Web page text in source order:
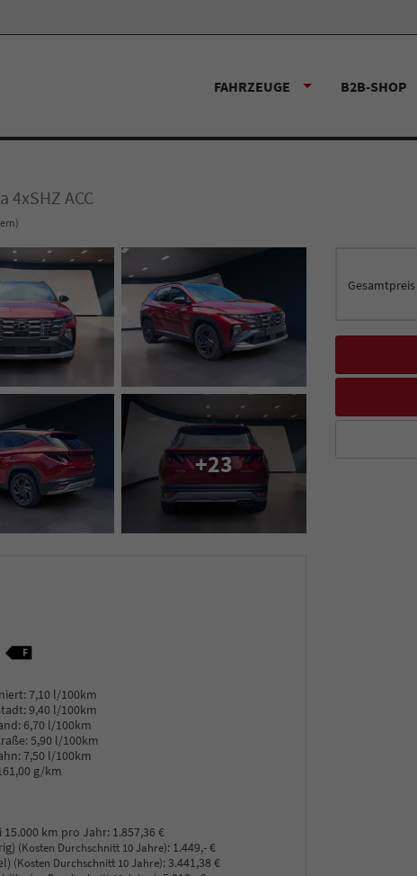
FAHRZEUGE B2B-SHOP
4xSHZ ACC
Gesamtpreis
+23
7,10 l/100km
9,40 l/100km
6,70 l/100km
5,90 l/100km
7,50 l/100km
g/km
15.000 km pro Jahr: 1.857,36 €
(Kosten Durchschnitt 10 Jahre): 1.449,- €
(Kosten Durchschnitt 10 Jahre):3.441,38 €